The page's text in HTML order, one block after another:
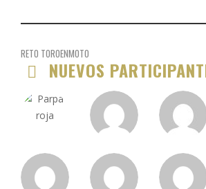
RETO TOROENMOTO
NUEVOS